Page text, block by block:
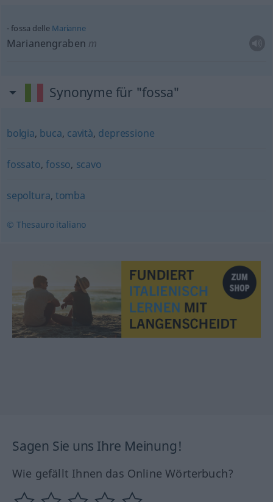
fossa delle Marianne
Marianengraben m
Synonyme für "fossa"
bolgia, buca, cavità, depressione
fossato,fosso, scavo
sepoltura, tomba
© Thesauro italiano
Sagen Sie uns Ihre Meinung!
Wie gefällt Ihnen das Online Wörterbuch?